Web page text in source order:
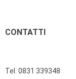
CONTATTI
Tel. 0831 339348